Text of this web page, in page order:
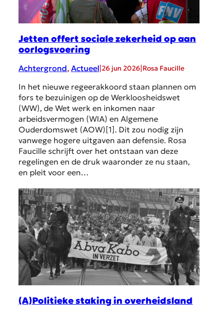
Jetten offert sociale zekerheid op aan
oorlogsvoering
Achtergrond, Actueel 26 jun 2026 Rosa Faucille
In het nieuwe regeerakkoord staan plannen om
fors te bezuinigen op de Werkloosheidswet
(WW), de Wet werk en inkomen naar
arbeidsvermogen (WIA) en Algemene
Ouderdomswet (AOW)[1]. Dit zou nodig zijn
vanwege hogere uitgaven aan defensie. Rosa
Faucille schrijft over het ontstaan van deze
regelingen en de druk waaronder ze nu staan,
en pleit voor een…
(A)Politieke staking in overheidsland